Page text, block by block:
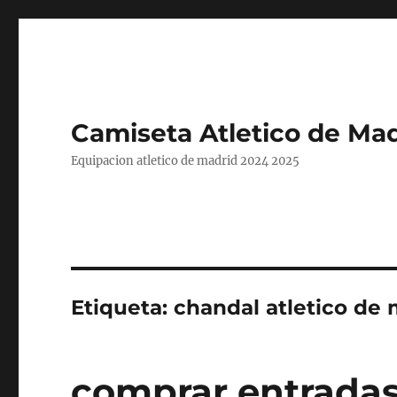
Camiseta Atletico de
Equipacion atletico de madrid 2024 2025
Etiqueta:chandal atletico de